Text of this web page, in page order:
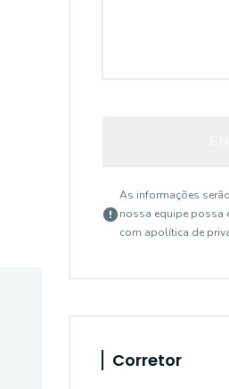
As informações
nossa equipe possa
com apolítica de
Corretor